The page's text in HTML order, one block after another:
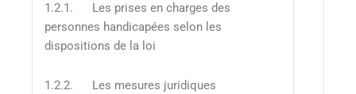
1.2.1. Les prises en charges des
personnes handicapées selon les
dispositions de la loi
1.2.2. Les mesures juridiques